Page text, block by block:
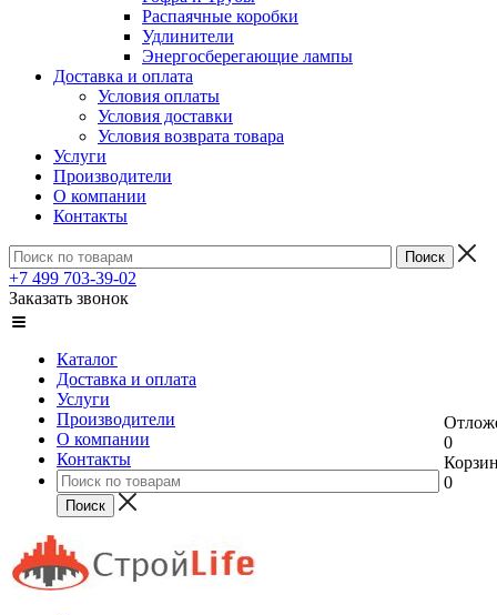
Распаячные коробки
Удлинители
Энергосберегающие лампы
Доставка и оплата
Условия оплаты
Условия доставки
Условия возврата товара
Услуги
Производители
О компании
Контакты
+7 499 703-39-02
Заказать звонок
Каталог
Доставка и оплата
Услуги
Производители
О компании
Контакты
0
0